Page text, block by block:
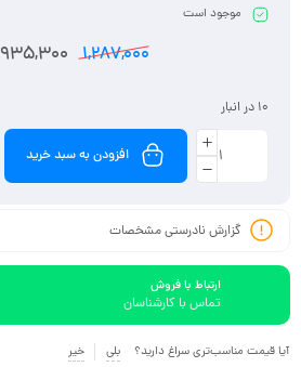
موجود است
1,287,000
935,300
10 در انبار
افزودن به سبد خرید
گزارش نادرستی مشخصات
ارتباط با فروش
تماس با کارشناسان
آیا قیمت مناسب‌تری سراغ دارید؟ بلی خیر